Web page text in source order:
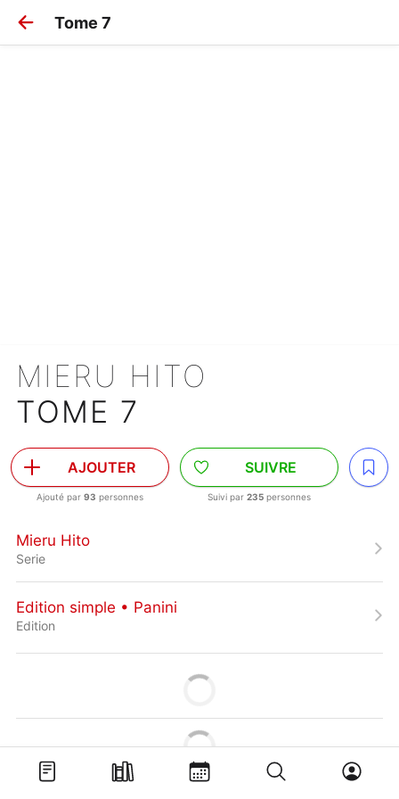
Tome 7
MIERU HITO
TOME 7
AJOUTER
Ajouté par 93 personnes
SUIVRE
Suivi par 235 personnes
Mieru Hito
Serie
Edition simple • Panini
Edition